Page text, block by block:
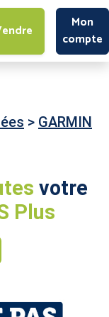
Mon
compte
> GARMIN
votre
Plus